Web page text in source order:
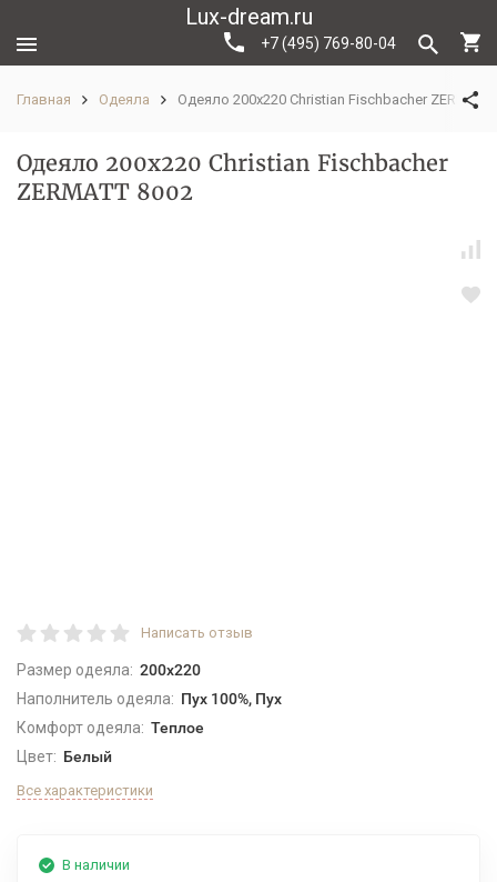
Lux-dream.ru
+7 (495) 769-80-04
Главная Одеяла Одеяло 200х220 Christian Fischbacher ZERMATT
Одеяло 200х220 Christian Fischbacher
ZERMATT 8002
Написать отзыв
Размер одеяла: 200x220
Наполнитель одеяла: Пух 100%, Пух
Комфорт одеяла: Теплое
Цвет: Белый
Все характеристики
В наличии